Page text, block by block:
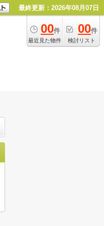
最終更新：2026年08月07日
00件
最近見た物件
00件
検討リスト